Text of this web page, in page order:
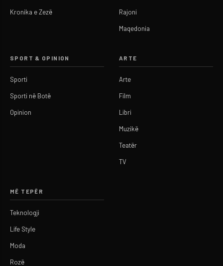
Kronika e Zezë Rajoni
Maqedonia
SPORT & OPINION
Sporti
Sporti në Botë
Opinion
ARTE
Arte
Film
Libri
Muzikë
Teatër
TV
MË TEPËR
Teknologji
Life Style
Moda
Rozë